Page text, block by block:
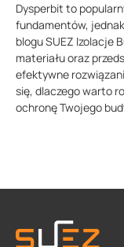
Dysperbit to
fundamentów,
blogu SUEZ Izolacje
materiału oraz
efektywne
się, dlaczego warto
ochronę Twojego